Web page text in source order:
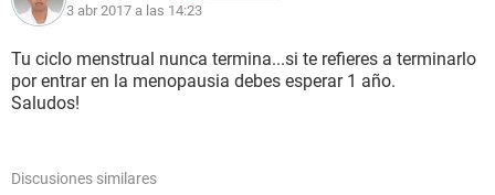
3 abr 2017 a las 14:23
Tu ciclo menstrual nunca termina...si te refieres a terminarlo
por entrar en la menopausia debes esperar 1 año.
Saludos!
Discusiones similares